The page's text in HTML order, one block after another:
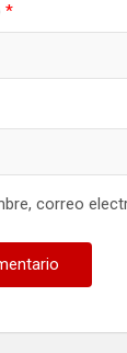
*
correo